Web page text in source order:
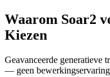
Waarom Soar2
Kiezen
Geavanceerde generatieve
— geen